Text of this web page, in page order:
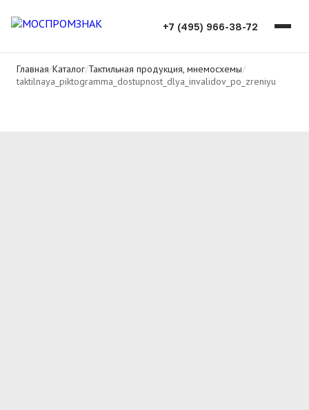
+7 (495) 966-38-72
Главная/Каталог/Тактильная продукция, мнемосхемы/
taktilnaya_piktogramma_dostupnost_dlya_invalidov_po_zreniyu